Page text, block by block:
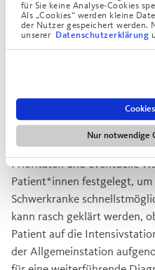
für Sie keine Analyse-Cookies
Als „Cookies“ werden kleine
der Nutzer gespeichert werden.
unserer Datenschutzerklärung
Nur notwendige
Überwachung von
Sauerstoffgehalt im Blut
Ultraschall und Röntgen
durchgeführt werden.
Nach einer
Ärztin oder einen Arzt
Prioritäten und eventuelle
Patient*innen festgelegt, um
Schwerkranke
kann rasch geklärt werden,
Patient auf die
der Allgemeinstation